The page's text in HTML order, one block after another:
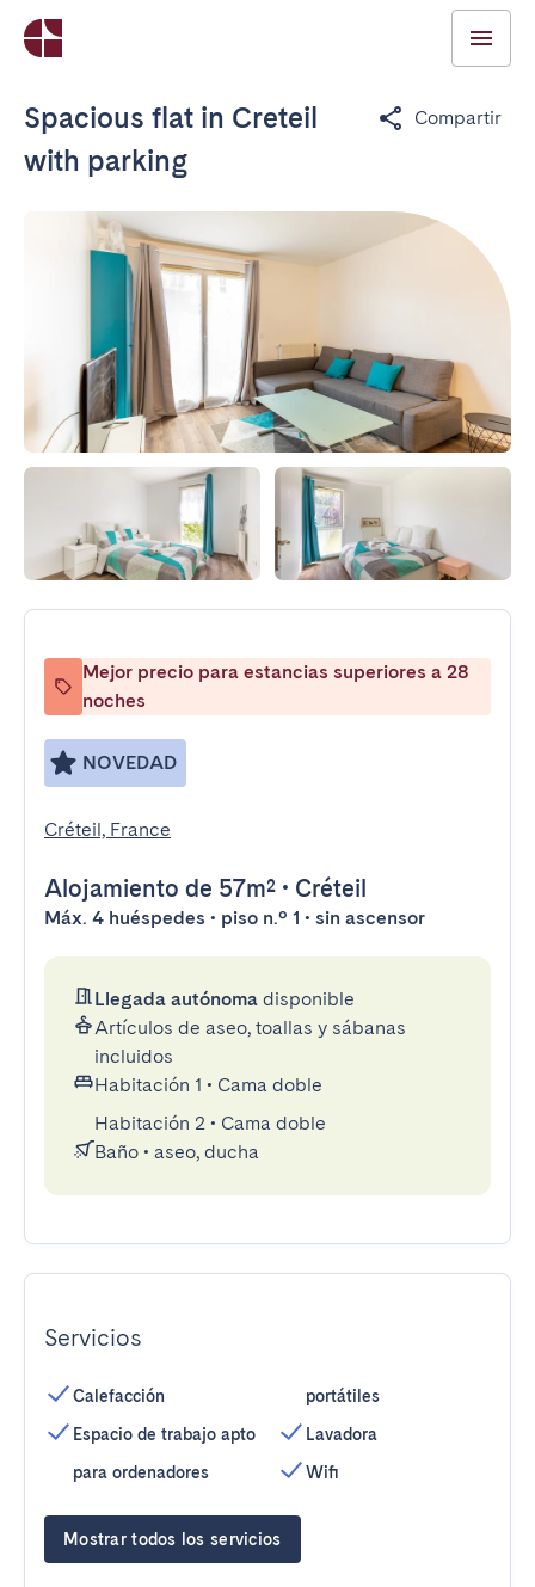
Spacious flat in Creteil
with parking
Compartir
Mejor precio para estancias superiores a 28
noches
NOVEDAD
Créteil, France
Alojamiento de 57m² • Créteil
Máx. 4 huéspedes • piso n.º 1 • sin ascensor
Llegada autónoma disponible
Artículos de aseo, toallas y sábanas
incluidos
Habitación 1 • Cama doble
Habitación 2 • Cama doble
Baño • aseo, ducha
Servicios
Calefacción
Espacio de trabajo apto
para ordenadores
portátiles
Lavadora
Wifi
Mostrar todos los servicios